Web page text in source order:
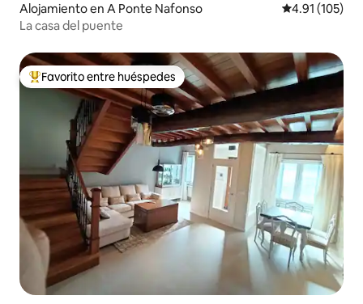
Alojamiento en A Ponte Nafonso Calificación
4.91 (105)
La casa del puente
Favorito entre huéspedes preferido
Favorito entre huéspedes